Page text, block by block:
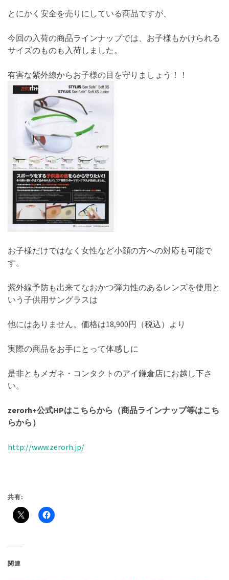
とにかく安全を売りにしている商品ですが、
今回の入荷の商品ラインナップでは、お子様もかけられる
サイズのものも入荷しました。
有害な紫外線からお子様の目を守りましょう！！
お子様だけではなく女性など小顔の方への対応も可能で
す。
紫外線予防も出来てなおかつ弾力性のあるレンズを使用と
いう子供用サングラスは
他にはありません。価格は18,900円（税込）より
実際の商品をお手にとって体感しに
是非ともメガネ・コンタクトのアイ鎌倉店にお越し下さ
い。
zerorh+公式HPはこちらから（商品ラインナップ等はこち
らから）
http://www.zerorh.jp/
共有:
関連